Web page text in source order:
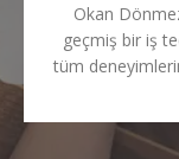
Okan
geçmiş bir iş
tüm